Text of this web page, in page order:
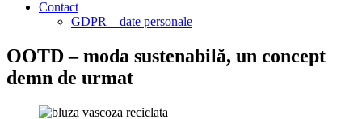
Contact
GDPR – date personale
OOTD – moda sustenabilă, un concept
demn de urmat